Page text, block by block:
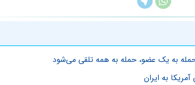
حمله به یک عضو، حمله به همه تلقی می‌شود
به ایران